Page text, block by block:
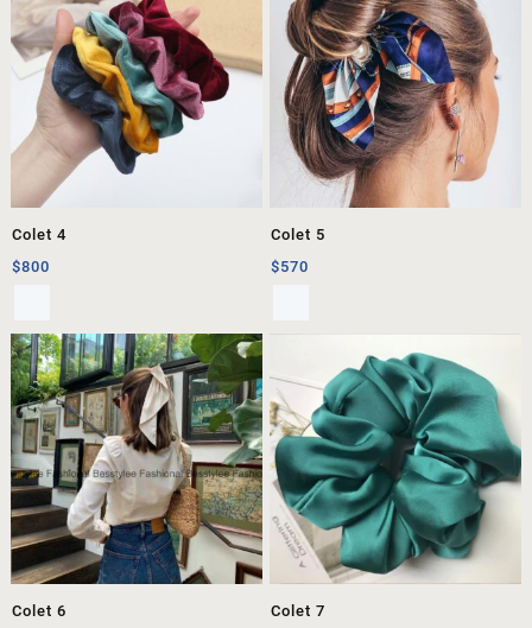
Colet 4
$800
Colet 5
$570
Colet 6
Colet 7